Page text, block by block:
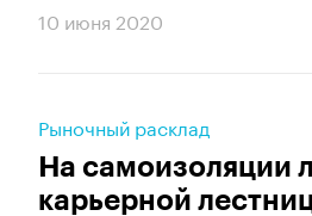
10 июня 2020
Рыночный расклад
На самоизоляции
карьерной